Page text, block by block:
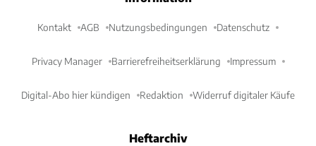
Kontakt AGB Nutzungsbedingungen Datenschutz
Privacy Manager Barrierefreiheitserklärung Impressum
Digital-Abo hier kündigen Redaktion Widerruf digitaler Käufe
Heftarchiv